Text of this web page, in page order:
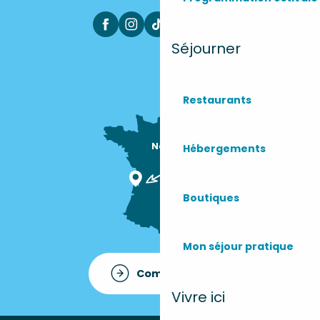
Séjourner
Restaurants
Hébergements
Boutiques
Mon séjour pratique
Vivre ici
Nous sommes
Comment venir ?